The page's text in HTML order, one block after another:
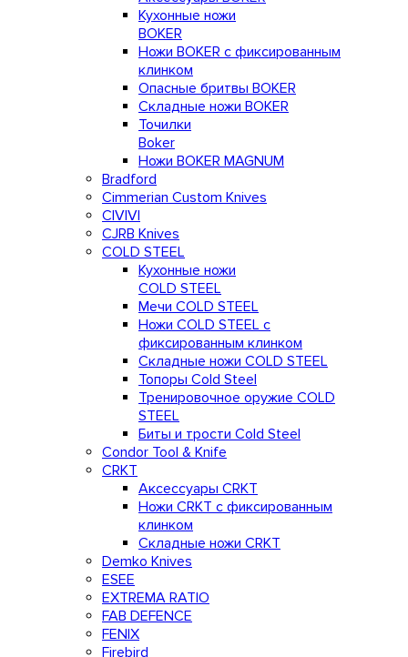
Кухонные ножи
BOKER
Ножи BOKER с фиксированным
клинком
Опасные бритвы BOKER
Складные ножи BOKER
Точилки
Boker
Ножи BOKER MAGNUM
Bradford
Cimmerian Custom Knives
CIVIVI
CJRB Knives
COLD STEEL
Кухонные ножи
COLD STEEL
Мечи COLD STEEL
Ножи COLD STEEL с
фиксированным клинком
Складные ножи COLD STEEL
Топоры Cold Steel
Тренировочное оружие COLD
STEEL
Биты и трости Cold Steel
Condor Tool & Knife
CRKT
Аксессуары CRKT
Ножи CRKT с фиксированным
клинком
Складные ножи CRKT
Demko Knives
ESEE
EXTREMA RATIO
FAB DEFENCE
FENIX
Firebird